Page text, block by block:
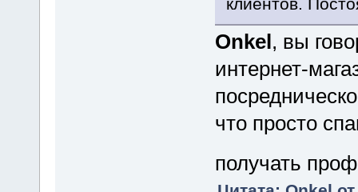
клиентов.
Onkel, вы
интернет-
что просто
получать